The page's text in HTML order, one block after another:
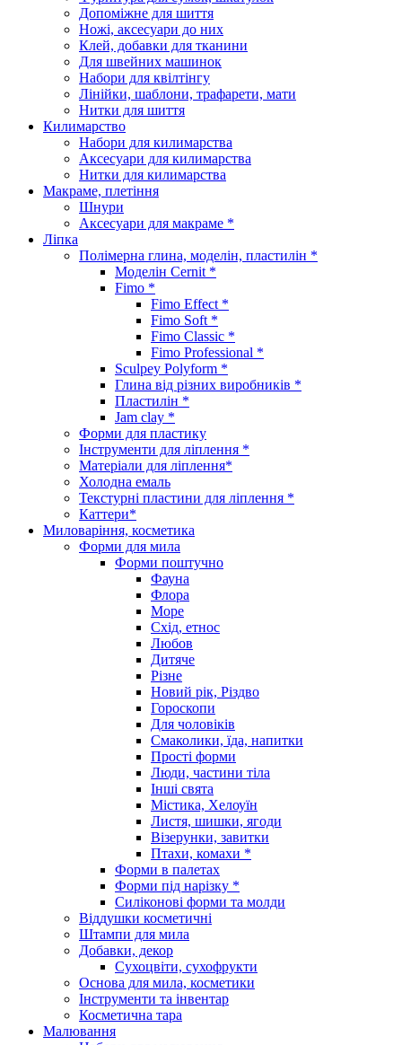
Допоміжне для шиття
Ножі, аксесуари до них
Клей, добавки для тканини
Для швейних машинок
Набори для квілтінгу
Лінійки, шаблони, трафарети, мати
Нитки для шиття
Килимарство
Набори для килимарства
Аксесуари для килимарства
Нитки для килимарства
Макраме, плетіння
Шнури
Аксесуари для макраме *
Ліпка
Полімерна глина, моделін, пластилін *
Моделін Cernit *
Fimo *
Fimo Effect *
Fimo Soft *
Fimo Classic *
Fimo Professional *
Sculpey Polyform *
Глина від різних виробників *
Пластилін *
Jam clay *
Форми для пластику
Інструменти для ліплення *
Матеріали для ліплення*
Холодна емаль
Текстурні пластини для ліплення *
Каттери*
Миловаріння, косметика
Форми для мила
Форми поштучно
Фауна
Флора
Море
Схід, етнос
Любов
Дитяче
Різне
Новий рік, Різдво
Гороскопи
Для чоловіків
Смаколики, їда, напитки
Прості форми
Люди, частини тіла
Інші свята
Містика, Хелоуїн
Листя, шишки, ягоди
Візерунки, завитки
Птахи, комахи *
Форми в палетах
Форми під нарізку *
Силіконові форми та молди
Віддушки косметичні
Штампи для мила
Добавки, декор
Сухоцвіти, сухофрукти
Основа для мила, косметики
Інструменти та інвентар
Косметична тара
Малювання